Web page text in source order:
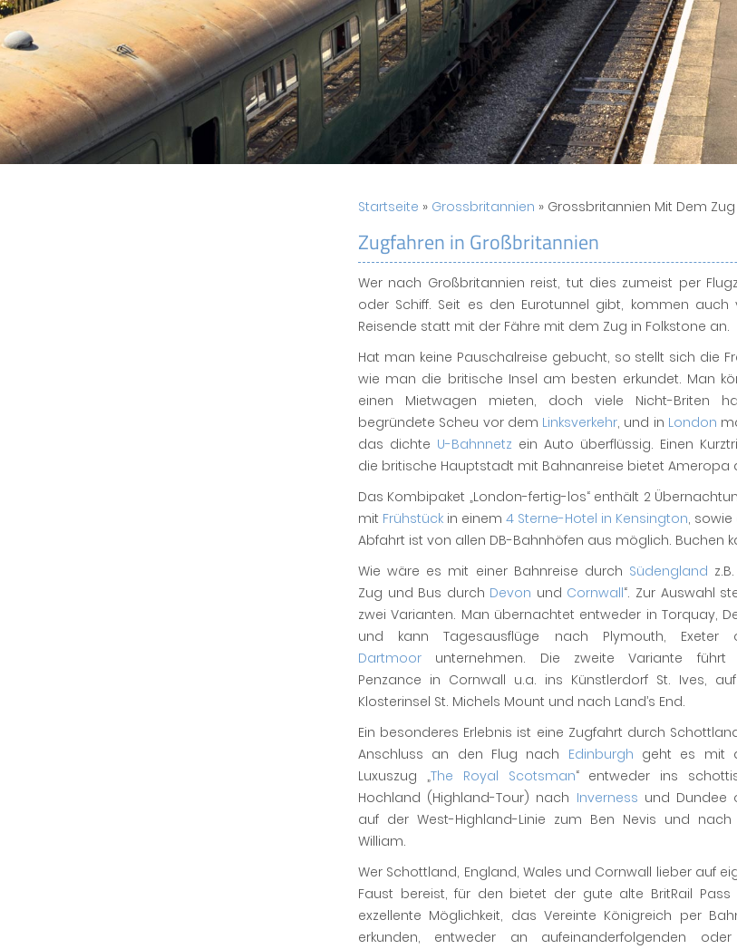
Startseite » Grossbritannien » Grossbritannien Mit Dem Zug
Zugfahren in Großbritannien
Wer nach Großbritannien reist, tut dies zumeist per
oder Schiff. Seit es den Eurotunnel gibt, kommen auch
Reisende statt mit der Fähre mit dem Zug in Folkstone an.
Hat man keine Pauschalreise gebucht, so stellt sich die
wie man die britische Insel am besten erkundet. Man
einen Mietwagen mieten, doch viele Nicht-Briten
begründete Scheu vor dem Linksverkehr, und in London
das dichte U-Bahnnetz ein Auto überflüssig. Einen
die britische Hauptstadt mit Bahnanreise bietet Ameropa
Das Kombipaket „London-fertig-los“ enthält 2
mit Frühstück in einem 4 Sterne-Hotel in Kensington,
Abfahrt ist von allen DB-Bahnhöfen aus möglich. Buchen
Wie wäre es mit einer Bahnreise durch Südengland
Zug und Bus durch Devon und Cornwall“. Zur Auswahl
zwei Varianten. Man übernachtet entweder in Torquay,
und kann Tagesausflüge nach Plymouth, Exeter
Dartmoor unternehmen. Die zweite Variante führt
Penzance in Cornwall u.a. ins Künstlerdorf St. Ives,
Klosterinsel St. Michels Mount und nach Land’s End.
Ein besonderes Erlebnis ist eine Zugfahrt durch
Anschluss an den Flug nach Edinburgh geht es mit
Luxuszug „The Royal Scotsman“ entweder ins
Hochland (Highland-Tour) nach Inverness und Dundee
auf der West-Highland-Linie zum Ben Nevis und nach
William.
Wer Schottland, England, Wales und Cornwall lieber auf
Faust bereist, für den bietet der gute alte BritRail Pass
exzellente Möglichkeit, das Vereinte Königreich per
erkunden, entweder an aufeinanderfolgenden